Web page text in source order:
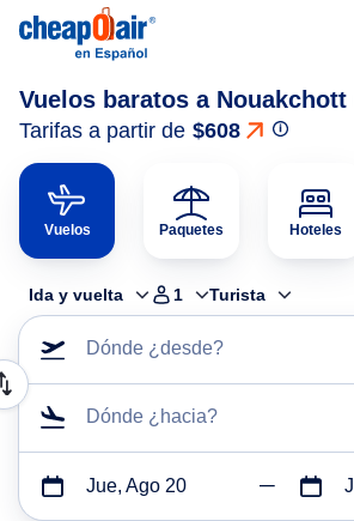
Vuelos baratos a Nouakchott
Tarifas a partir de $608
Vuelos Paquetes Hoteles
Ida y vuelta 1 Turista
Dónde ¿desde?
Dónde ¿hacia?
Jue, Ago 20